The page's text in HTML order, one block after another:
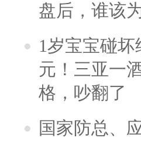
盘后，谁该
1岁宝宝碰
元！三亚一
格，吵翻了
国家防总、